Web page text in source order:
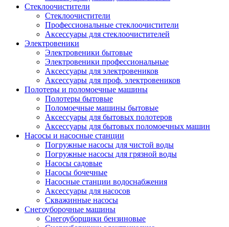
Стеклоочистители
Стеклоочистители
Профессиональные стеклоочистители
Аксессуары для стеклоочистителей
Электровеники
Электровеники бытовые
Электровеники профессиональные
Аксессуары для электровеников
Аксессуары для проф. электровеников
Полотеры и поломоечные машины
Полотеры бытовые
Поломоечные машины бытовые
Аксессуары для бытовых полотеров
Аксессуары для бытовых поломоечных машин
Насосы и насосные станции
Погружные насосы для чистой воды
Погружные насосы для грязной воды
Насосы садовые
Насосы бочечные
Насосные станции водоснабжения
Аксессуары для насосов
Скважинные насосы
Снегоуборочные машины
Снегоуборщики бензиновые